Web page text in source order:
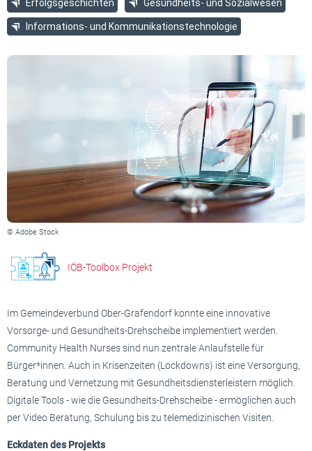
En
Erfolgsgeschichten Gesundheits- und Sozialwesen
Informations- und Kommunikationstechnologie
© Adobe Stock
IÖB-Toolbox Projekt
Im Gemeindeverbund Ober-Grafendorf konnte eine innovative
Vorsorge- und Gesundheits-Drehscheibe implementiert werden.
Community Health Nurses sind nun zentrale Anlaufstelle für
Bürger*innen. Auch in Krisenzeiten (Lockdowns) ist eine Versorgung,
Beratung und Vernetzung mit Gesundheitsdiensterleistern möglich.
Digitale Tools - wie die Gesundheits-Drehscheibe - ermöglichen auch
per Video Beratung, Schulung bis zu telemedizinischen Visiten.
Eckdaten des Projekts